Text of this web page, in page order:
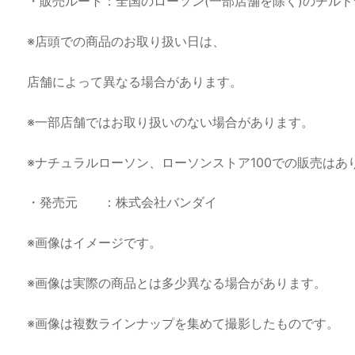
※店頭での商品のお取り扱い日は、
店舗によって異なる場合があります。
※一部店舗ではお取り扱いのない場合があります。
※ナチュラルローソン、ローソンストア100での販売はあ
・発売元 ：株式会社バンダイ
※画像はイメージです。
※画像は実際の商品とは多少異なる場合があります。
※画像は複数ラインナップを集めて撮影したものです。